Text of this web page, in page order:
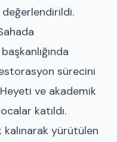
sürecini
ve akademik
katıldı.
yürütülen